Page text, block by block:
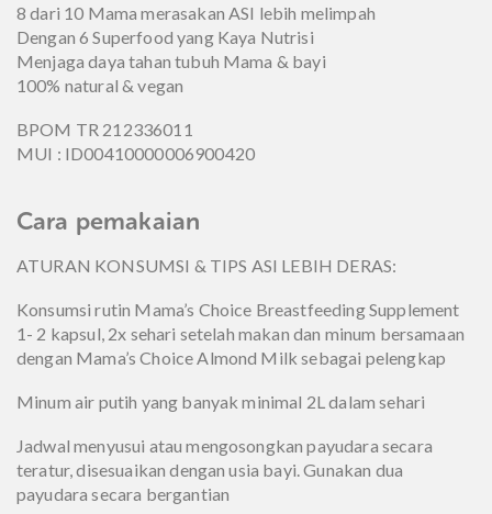
8 dari 10 Mama merasakan ASI lebih melimpah
Dengan 6 Superfood yang Kaya Nutrisi
Menjaga daya tahan tubuh Mama & bayi
100% natural & vegan
BPOM TR 212336011
MUI : ID00410000006900420
Cara pemakaian
ATURAN KONSUMSI & TIPS ASI LEBIH DERAS:
Konsumsi rutin Mama’s Choice Breastfeeding Supplement
1- 2 kapsul, 2x sehari setelah makan dan minum bersamaan
dengan Mama’s Choice Almond Milk sebagai pelengkap
Minum air putih yang banyak minimal 2L dalam sehari
Jadwal menyusui atau mengosongkan payudara secara
teratur, disesuaikan dengan usia bayi. Gunakan dua
payudara secara bergantian